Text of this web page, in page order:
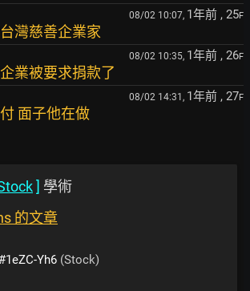
08/02 10:07, 1年前 , 25F
灣慈善企業家
08/02 10:35, 1年前 , 26F
業被要求捐款了
08/02 14:31, 1年前 , 27F
面子他在做
] 學術
的文章
Yh6 (Stock)